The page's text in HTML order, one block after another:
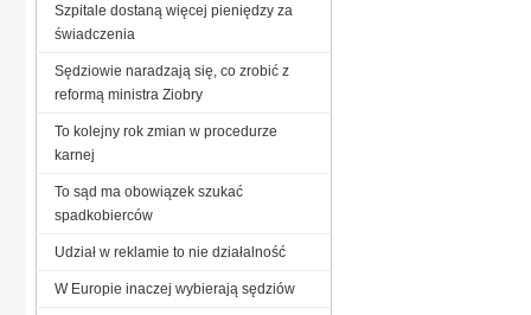
Szpitale dostaną więcej pieniędzy za
świadczenia
Sędziowie naradzają się, co zrobić z
reformą ministra Ziobry
To kolejny rok zmian w procedurze
karnej
To sąd ma obowiązek szukać
spadkobierców
Udział w reklamie to nie działalność
W Europie inaczej wybierają sędziów